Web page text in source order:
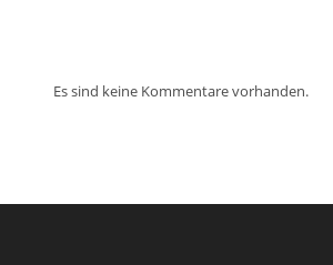
Es sind keine Kommentare vorhanden.